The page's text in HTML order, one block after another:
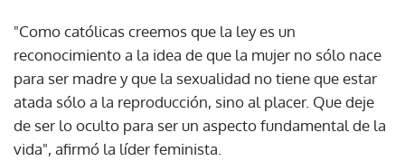
"Como católicas creemos que la ley es un
reconocimiento a la idea de que la mujer no sólo nace
para ser madre y que la sexualidad no tiene que estar
atada sólo a la reproducción, sino al placer. Que deje
de ser lo oculto para ser un aspecto fundamental de la
vida", afirmó la líder feminista.